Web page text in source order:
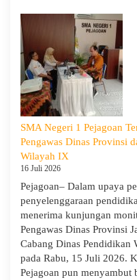
Ramah
Hari
Keempat
:
Karakter,
Wawasan,
dan
Kepedulian
Lingkungan
SMA Negeri 1 Pejagoan
Pengawas Dinas Provinsi
Wilayah IX
16 Juli 2026
Pejagoan– Dalam upaya
penyelenggaraan
menerima kunjungan
Pengawas Dinas Provinsi
Cabang Dinas Pendidikan
pada Rabu, 15 Juli 2026.
Pejagoan pun menyambut